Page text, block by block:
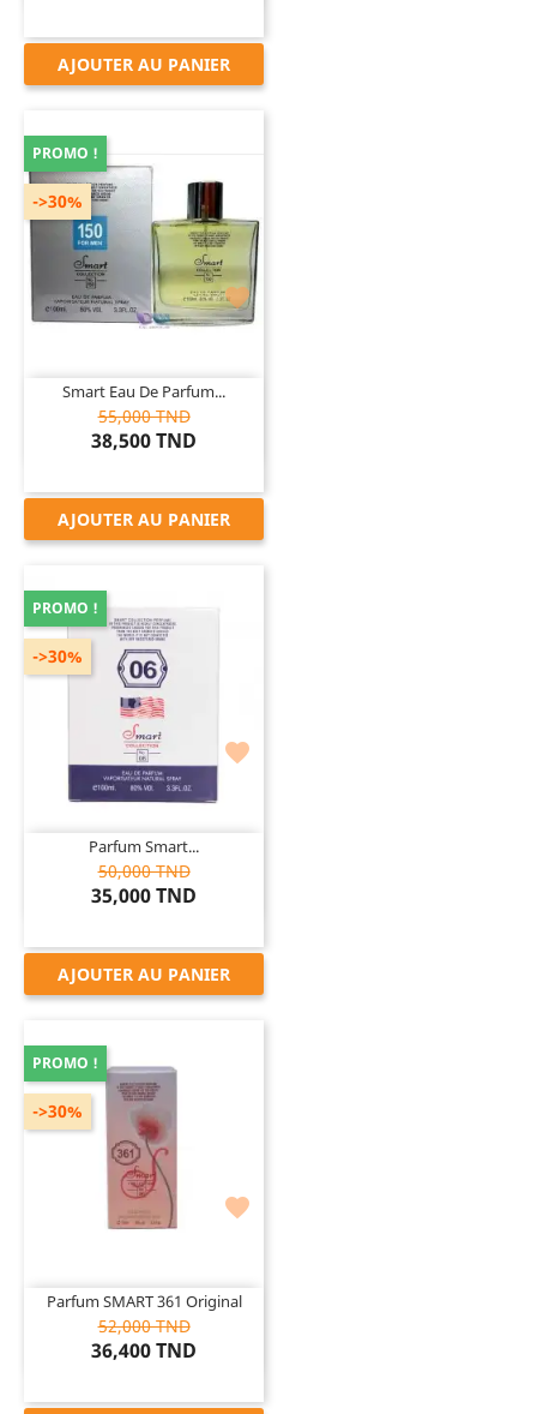
AJOUTER AU PANIER

Smart Eau De Parfum...
55,000 TND
38,500 TND
PROMO !
->30%
AJOUTER AU PANIER

Parfum Smart...
50,000 TND
35,000 TND
PROMO !
->30%
AJOUTER AU PANIER

Parfum SMART 361 Original
52,000 TND
36,400 TND
PROMO !
->30%